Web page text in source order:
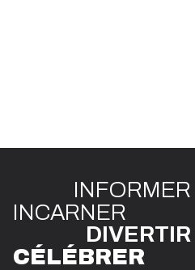
INFORMER
INCARNER
DIVERTIR
CÉLÉBRER